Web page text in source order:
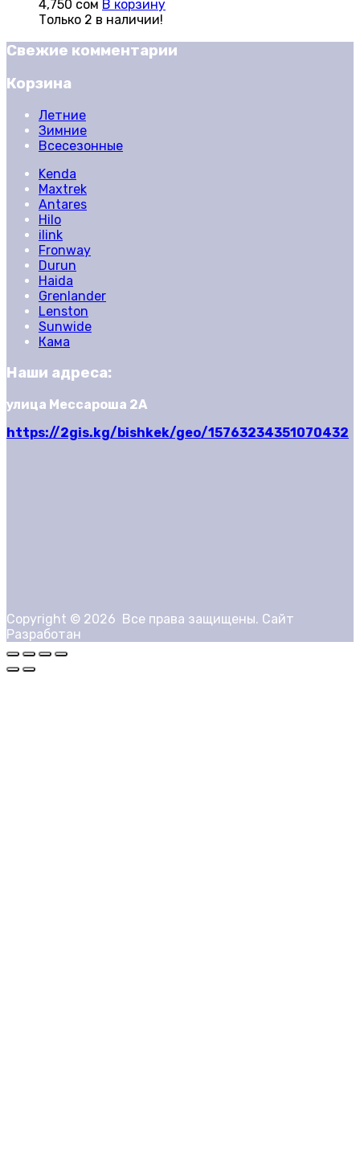
4,750 сом В корзину
Только 2 в наличии!
Свежие комментарии
Корзина
Летние
Зимние
Всесезонные
Kenda
Maxtrek
Antares
Hilo
ilink
Fronway
Durun
Haida
Grenlander
Lenston
Sunwide
Кама
Наши адреса:
улица Мессароша 2А
https://2gis.kg/bishkek/geo/15763234351070432
Copyright © 2026 Все права защищены. Сайт
Разработан